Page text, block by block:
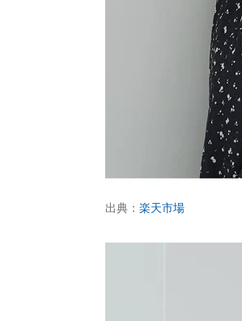
出典： 楽天市場